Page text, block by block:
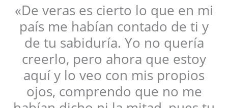
«De veras es cierto lo que en mi
país me habían contado de ti y
de tu sabiduría. Yo no quería
creerlo, pero ahora que estoy
aquí y lo veo con mis propios
ojos, comprendo que no me